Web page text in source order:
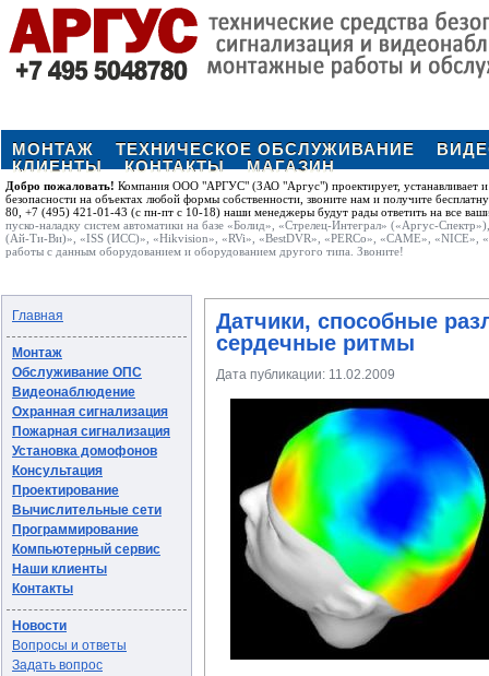
МОНТАЖ ТЕХНИЧЕСКОЕ ОБСЛУЖИВАНИЕ
КЛИЕНТЫ
КОНТАКТЫ МАГАЗИН
Добро пожаловать! Компания ООО "АРГУС" (ЗАО "Аргус") проектирует, устанавливает и
безопасности на объектах любой формы собственности, звоните нам и получите
80, +7 (495) 421-01-43 (с пн-пт с 10-18) наши менеджеры будут рады ответить на все
пуско-наладку систем автоматики на базе «Болид», «Стрелец-Интеграл» («Аргус-
(Ай-Ти-Ви)», «ISS (ИСС)», «Hikvision», «RVi», «BestDVR», «PERCo», «CAME», «NICE»,
работы с данным оборудованием и оборудованием другого типа. Звоните!
Главная
Монтаж
Обслуживание ОПС
Видеонаблюдение
Охранная сигнализация
Пожарная сигнализация
Установка домофонов
Консультация
Проектирование
Вычислительные сети
Программирование
Компьютерный сервис
Наши клиенты
Контакты
Новости
Вопросы и ответы
Задать вопрос
Датчики, способные
сердечные ритмы
Дата публикации: 11.02.2009